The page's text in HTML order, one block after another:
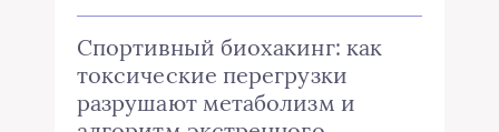
Спортивный биохакинг: как
токсические перегрузки
разрушают метаболизм и